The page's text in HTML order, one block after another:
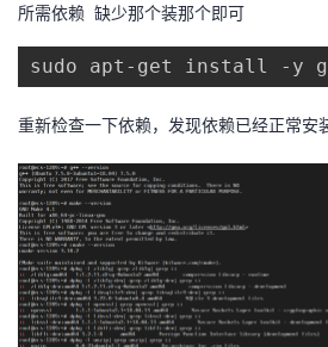
所需依赖 缺少那个装那个即可
sudo apt-get install -y
重新检查一下依赖，发现依赖已经正常安